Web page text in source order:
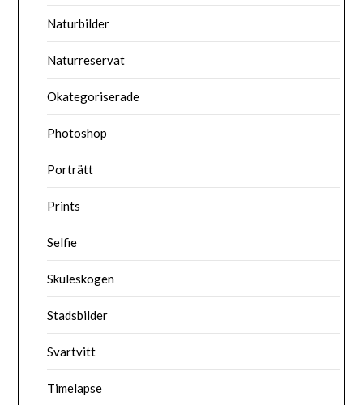
Naturbilder
Naturreservat
Okategoriserade
Photoshop
Porträtt
Prints
Selfie
Skuleskogen
Stadsbilder
Svartvitt
Timelapse